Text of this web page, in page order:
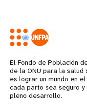
El Fondo de Población
de la ONU para la salud
es lograr un mundo en
cada parto sea seguro y
pleno desarrollo.